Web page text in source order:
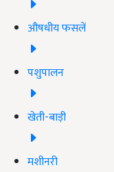
औषधीय फसलें
पशुपालन
खेती-बाड़ी
मशीनरी